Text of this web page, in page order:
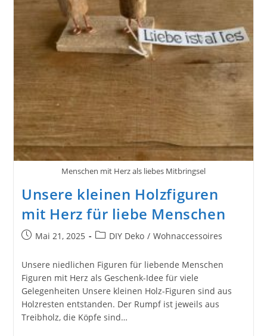
Menschen mit Herz als liebes Mitbringsel
Unsere kleinen Holzfiguren
mit Herz für liebe Menschen
BeitragMai 21, 2025
Beitrags-
DIY Deko / Wohnaccessoires
Unsere niedlichen Figuren für liebende Menschen
Figuren mit Herz als Geschenk-Idee für viele
Gelegenheiten Unsere kleinen Holz-Figuren sind aus
Holzresten entstanden. Der Rumpf ist jeweils aus
Treibholz, die Köpfe sind…